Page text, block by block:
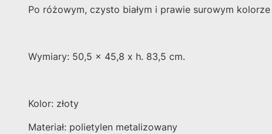
Po różowym, czysto białym i prawie surowym
Wymiary: 50,5 x 45,8 x h. 83,5 cm.
Kolor: złoty
Materiał: polietylen metalizowany